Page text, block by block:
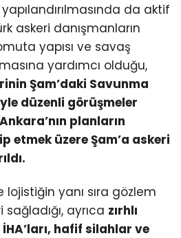
da aktif
askeri danışmanların
yapısı ve savaş
yardımcı olduğu,
Şam’daki Savunma
düzenli görüşmeler
planların
etmek üzere Şam’a askeri
lojistiğin yanı sıra gözlem
ayrıca zırhlı
hafif silahlar ve